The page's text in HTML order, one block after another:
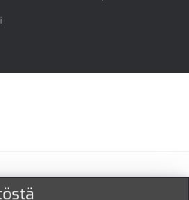
ja toimitustavat